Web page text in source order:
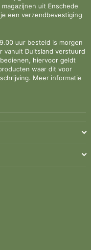
uit Enschede
een verzendbevestiging
uur besteld is morgen
vanuit Duitsland verstuurd
hiervoor geldt
waar dit voor
Meer informatie